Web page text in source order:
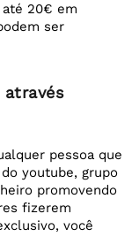
20€ em
ser
através
pessoa que
youtube, grupo
promovendo
fizerem
você